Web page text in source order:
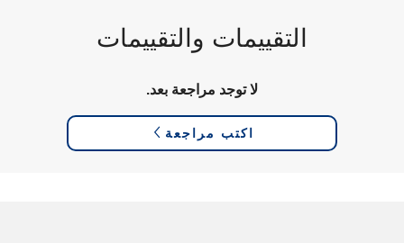
التقييمات والتقييمات
لا توجد مراجعة بعد.
اكتب مراجعة